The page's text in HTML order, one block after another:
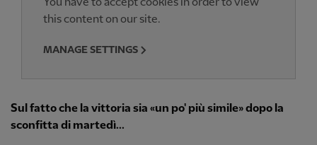
You have to accept cookies in order to view
this content on our site.
MANAGE SETTINGS
Sul fatto che la vittoria sia «un po' più simile» dopo la
sconfitta di martedì...